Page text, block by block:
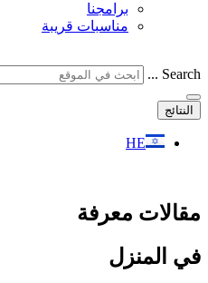
برامجنا
مناسبات قريبة
Search ...
النتائج
HE
مقالات معرفة
في المنزل